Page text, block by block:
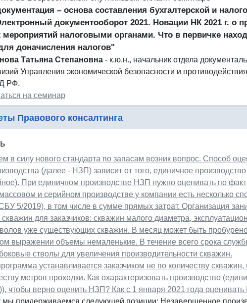
– основа составления бухгалтерской и
документооборот 2021. Новации НК 2021 г. о
налоговыми органами. Что в первичке
доначисления налогов"
Татьяна Степановна - к.ю.н., начальник отдела
Управления экономической безопасности и
РФ.
на семинар
Правового консалтинга
в силу нового стандарта по запасам возник вопрос. Способ
(далее - НЗП) зависит от того, единичное
При единичном производстве НЗП нужно оценивать по
и серийном производстве у компании есть несколько
5/2019), в том числе в сумме прямых затрат. Организация
для заказчиков: скважин малого диаметра,
уже существующих скважин. В месяц может быть
выражении объемы немаленькие. В течение всего срока
стволы для увеличения производительности скважин.
устанавливается заказчиком не по количеству
метров проходки. Как охарактеризовать производство
чтобы верно оценить НЗП? Как с 1 января 2021 года